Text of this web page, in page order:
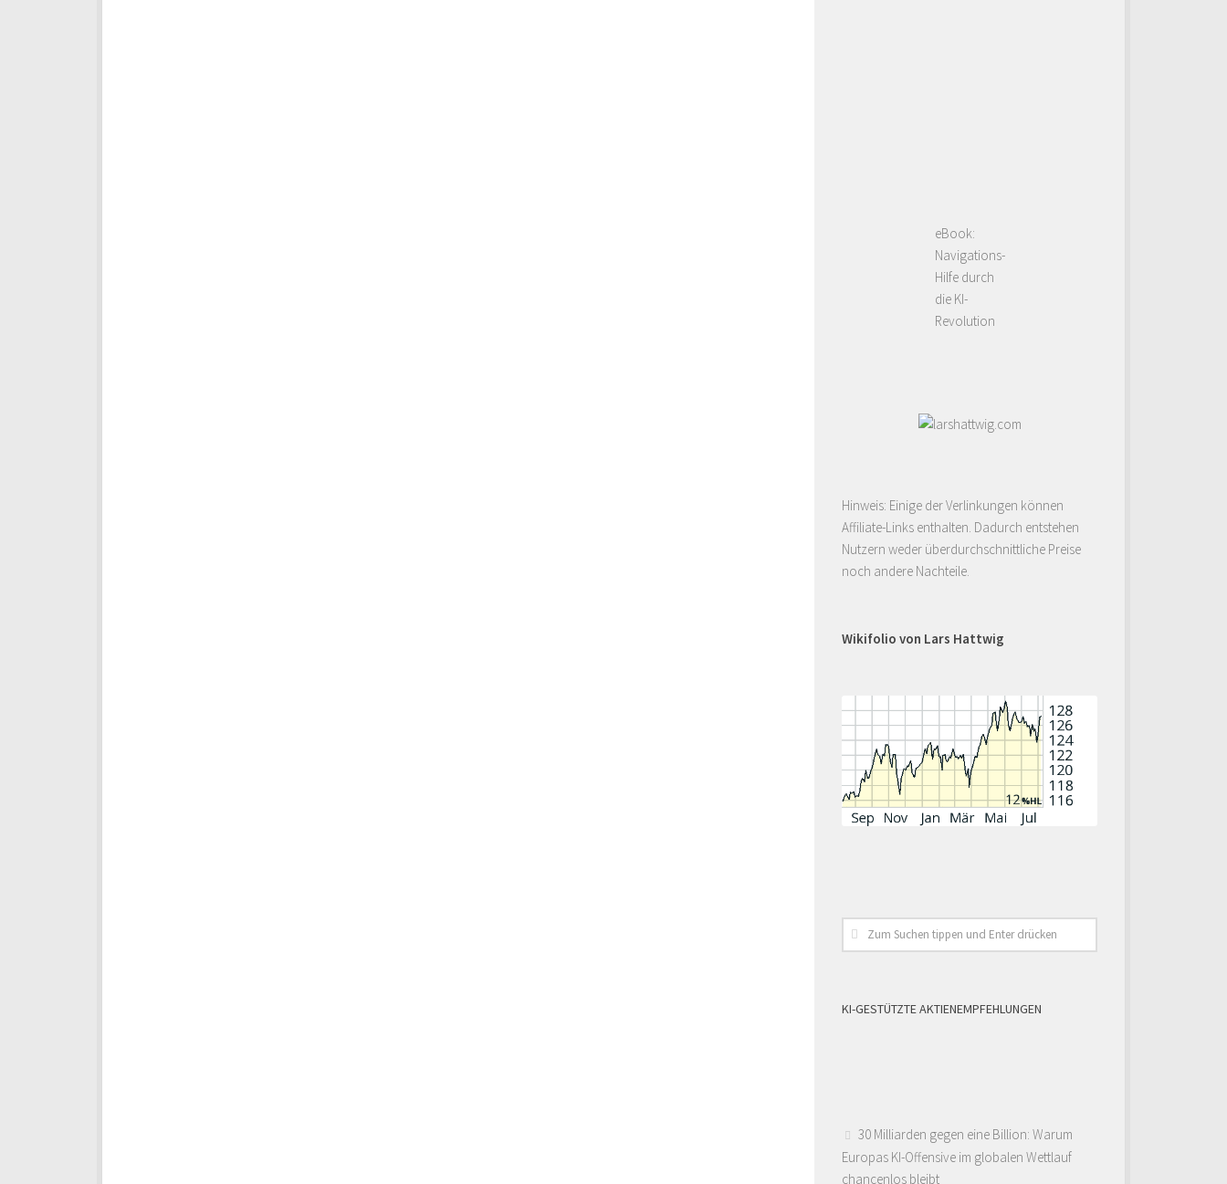
eBook:
Navigations-
Hilfe durch
die KI-
Revolution
Hinweis: Einige der Verlinkungen können
Affiliate-Links enthalten. Dadurch entstehen
Nutzern weder überdurchschnittliche Preise
noch andere Nachteile.
Wikifolio von Lars Hattwig
KI-GESTÜTZTE AKTIENEMPFEHLUNGEN
30 Milliarden gegen eine Billion: Warum
Europas KI-Offensive im globalen Wettlauf
chancenlos bleibt